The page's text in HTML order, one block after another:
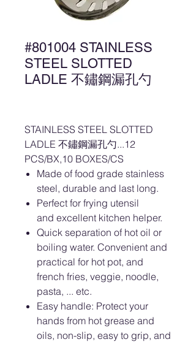
#801004 STAINLESS
STEEL SLOTTED
LADLE 不鏽鋼漏孔勺
STAINLESS STEEL SLOTTED
LADLE 不鏽鋼漏孔勺...12
PCS/BX,10 BOXES/CS
Made of food grade stainless
steel, durable and last long.
Perfect for frying utensil
and excellent kitchen helper.
Quick separation of hot oil or
boiling water. Convenient and
practical for hot pot, and
french fries, veggie, noodle,
pasta, ... etc.
Easy handle: Protect your
hands from hot grease and
oils, non-slip, easy to grip, and